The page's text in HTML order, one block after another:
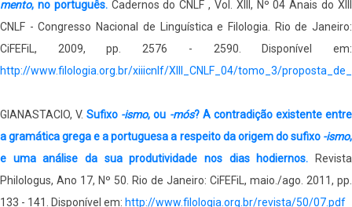
mento, no português.Cadernos do CNLF , Vol. XIII, Nº 04 Anais do XIII
CNLF - Congresso Nacional de Linguística e Filologia. Rio de Janeiro:
CiFEFiL, 2009, pp. 2576 - 2590. Disponível em:
http://www.filologia.org.br/xiiicnlf/XIII_CNLF_04/tomo_3/
GIANASTACIO, V.Sufixo -ismo, ou -mós? A contradição existente entre
a gramática grega e a portuguesa a respeito da origem do sufixo -ismo,
e uma análise da sua produtividade nos dias hodiernos. Revista
Philologus, Ano 17, Nº 50. Rio de Janeiro: CiFEFiL, maio./ago. 2011, pp.
133 - 141. Disponível em: http://www.filologia.org.br/revista/50/07.pdf